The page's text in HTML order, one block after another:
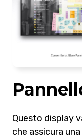
Questo display
che assicura